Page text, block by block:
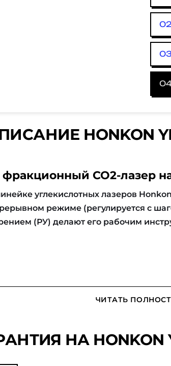
HONKON
фракционный CO2-лазер
углекислотных лазеров
режиме (регулируется с
(РУ) делают его рабочим
ЧИТАТЬ
НА HONKON